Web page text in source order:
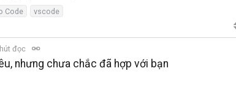
Code vscode
đọc
nhưng chưa chắc đã hợp với bạn